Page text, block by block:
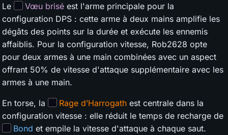
Le Vœu brisé est l'arme principale pour la
configuration DPS : cette arme à deux mains amplifie les
dégâts des points sur la durée et exécute les ennemis
affaiblis. Pour la configuration vitesse, Rob2628 opte
pour deux armes à une main combinées avec un aspect
offrant 50% de vitesse d'attaque supplémentaire avec les
armes à une main.
En torse, la Rage d’Harrogath est centrale dans la
configuration vitesse : elle réduit le temps de recharge de
Bond et empile la vitesse d'attaque à chaque saut.